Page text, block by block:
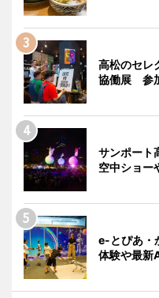
高松のセレ
協働展 参
サンポート
空中ショー
e-とぴあ・
体験や最新